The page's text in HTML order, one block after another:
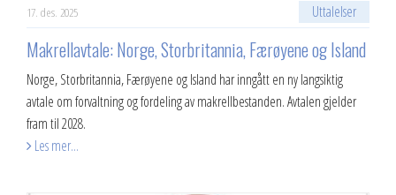
2013
2012
17. des. 2025 Uttalelser
Makrellavtale: Norge, Storbritannia, Færøyene og Island
Norge, Storbritannia, Færøyene og Island har inngått en ny langsiktig
avtale om forvaltning og fordeling av makrellbestanden. Avtalen gjelder
fram til 2028.
Les mer...